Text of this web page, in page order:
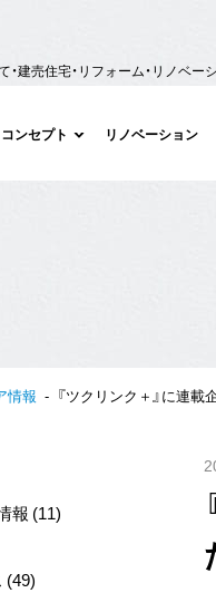
・建売住宅・リフォーム・リノベ
コンセプト リノベーション
情報 『ツクリンク＋』に連
報 (11)
(49)